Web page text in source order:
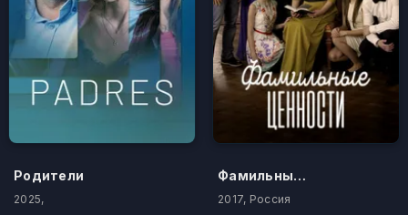
Родители
2025,
Фамильные ценности
2017, Россия